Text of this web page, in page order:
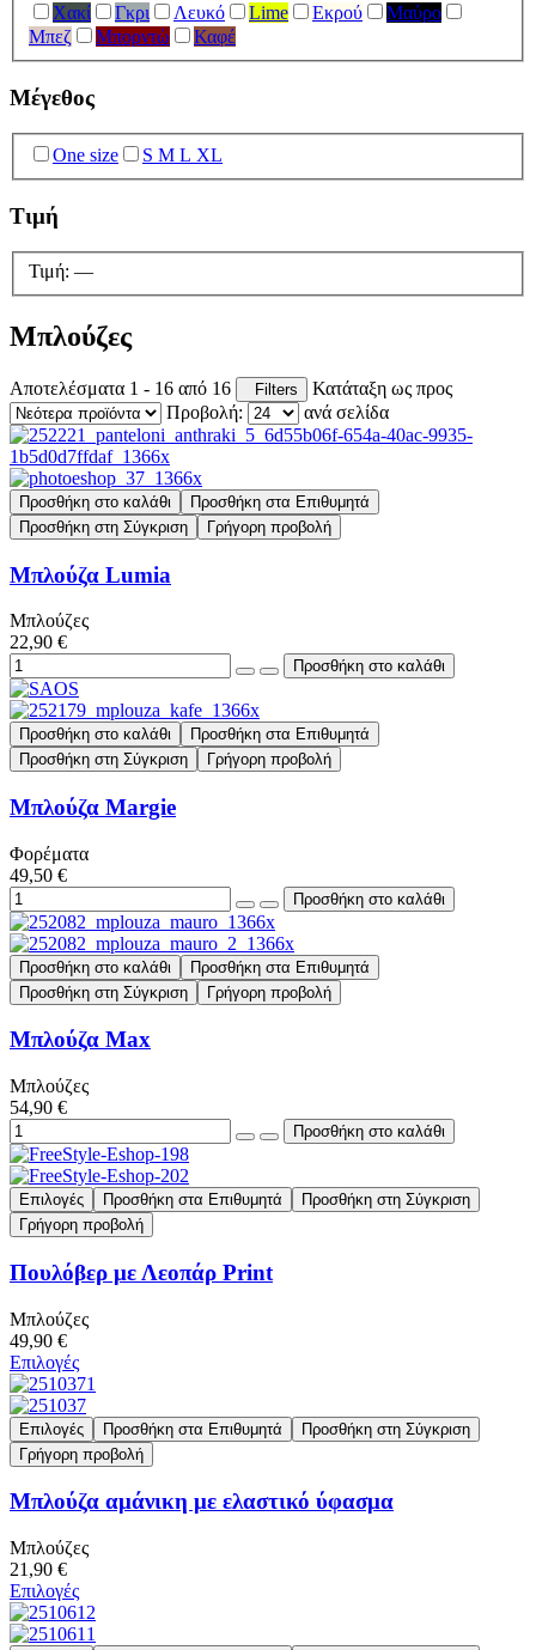
Χακί Γκρι Λευκό Lime Εκρού
Μαύρο
Μπεζ
Μπορντώ Καφέ
Μέγεθος
One size S M L XL
Τιμή
Τιμή: —
Μπλούζες
Αποτελέσματα 1 - 16 από 16 Filters
Κατάταξη ως προς
Προβολή:
ανά σελίδα
Προσθήκη στο καλάθι
Προσθήκη στα Επιθυμητά
Προσθήκη στη Σύγκριση
Γρήγορη προβολή
Μπλούζα Lumia
Μπλούζες
22,90 €
Προσθήκη στο καλάθι
Προσθήκη στα Επιθυμητά
Προσθήκη στη Σύγκριση
Γρήγορη προβολή
Μπλούζα Margie
Φορέματα
49,50 €
Προσθήκη στο καλάθι
Προσθήκη στα Επιθυμητά
Προσθήκη στη Σύγκριση
Γρήγορη προβολή
Μπλούζα Max
Μπλούζες
54,90 €
Επιλογές Προσθήκη στα Επιθυμητά
Προσθήκη στη Σύγκριση
Γρήγορη προβολή
Πουλόβερ με Λεοπάρ Print
Μπλούζες
49,90 €
Επιλογές
Επιλογές Προσθήκη στα Επιθυμητά
Προσθήκη στη Σύγκριση
Γρήγορη προβολή
Μπλούζα αμάνικη με ελαστικό ύφασμα
Μπλούζες
21,90 €
Επιλογές